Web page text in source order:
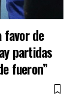
favor de
partidas
fueron”